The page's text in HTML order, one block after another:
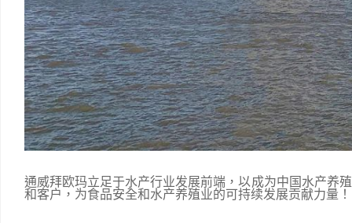
通威拜欧玛立足于水产行业发展前端，以成为中国水产养
和客户，为食品安全和水产养殖业的可持续发展贡献力量！